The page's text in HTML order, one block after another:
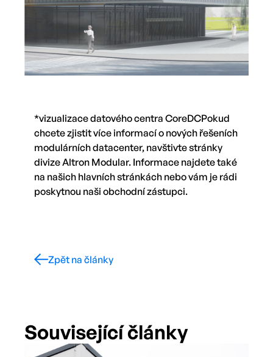
*vizualizace datového centra CoreDCPokud
chcete zjistit více informací o nových řešeních
modulárních datacenter, navštivte stránky
divize Altron Modular. Informace najdete také
na našich hlavních stránkách nebo vám je rádi
poskytnou naši obchodní zástupci.
Zpět na články
Související články